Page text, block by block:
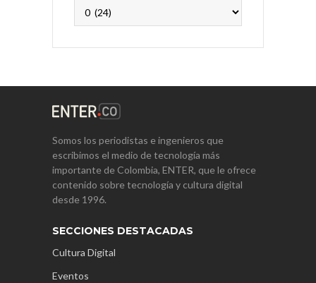
Somos los periodistas e ingenieros que
escribimos el medio de tecnología más
importante de Colombia, ENTER, que le ofrece
contenido sobre tecnología y cultura digital
desde 1996.
SECCIONES DESTACADAS
Cultura Digital
Eventos